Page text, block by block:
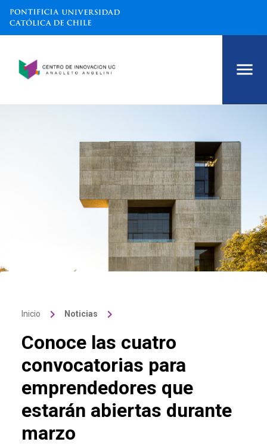
Inicio keyboard_arrow_right Noticias keyboard_arrow_right
Conoce las cuatro
convocatorias para
emprendedores que
estarán abiertas durante
marzo